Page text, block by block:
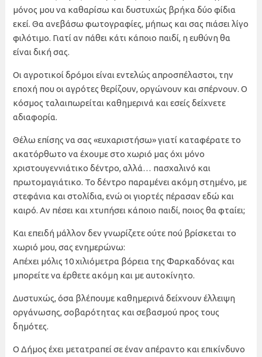
μόνος μου να καθαρίσω και δυστυχώς βρήκα δύο φίδια
εκεί. Θα ανεβάσω φωτογραφίες, μήπως και σας πιάσει λίγο
φιλότιμο. Γιατί αν πάθει κάτι κάποιο παιδί, η ευθύνη θα
είναι δική σας.
Οι αγροτικοί δρόμοι είναι εντελώς απροσπέλαστοι, την
εποχή που οι αγρότες θερίζουν, οργώνουν και σπέρνουν. Ο
κόσμος ταλαιπωρείται καθημερινά και εσείς δείχνετε
αδιαφορία.
Θέλω επίσης να σας «ευχαριστήσω» γιατί καταφέρατε το
ακατόρθωτο να έχουμε στο χωριό μας όχι μόνο
χριστουγεννιάτικο δέντρο, αλλά… πασχαλινό και
πρωτομαγιάτικο. Το δέντρο παραμένει ακόμη στημένο, με
στεφάνια και στολίδια, ενώ οι γιορτές πέρασαν εδώ και
καιρό. Αν πέσει και χτυπήσει κάποιο παιδί, ποιος θα φταίει;
Και επειδή μάλλον δεν γνωρίζετε ούτε πού βρίσκεται το
χωριό μου, σας ενημερώνω:
Απέχει μόλις 10 χιλιόμετρα βόρεια της Φαρκαδόνας και
μπορείτε να έρθετε ακόμη και με αυτοκίνητο.
Δυστυχώς, όσα βλέπουμε καθημερινά δείχνουν έλλειψη
οργάνωσης, σοβαρότητας και σεβασμού προς τους
δημότες.
Ο Δήμος έχει μετατραπεί σε έναν απέραντο και επικίνδυνο